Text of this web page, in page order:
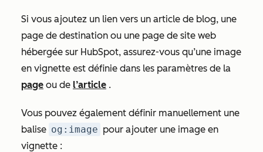
Si vous ajoutez un lien vers un article de blog, une
page de destination ou une page de site web
hébergée sur HubSpot, assurez-vous qu’une image
en vignette est définie dans les paramètres de la
page ou de l’article .
Vous pouvez également définir manuellement une
balise og:image pour ajouter une image en
vignette :